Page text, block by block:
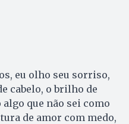
eu olho seu sorriso,
cabelo, o brilho de
que não sei como
de amor com medo,